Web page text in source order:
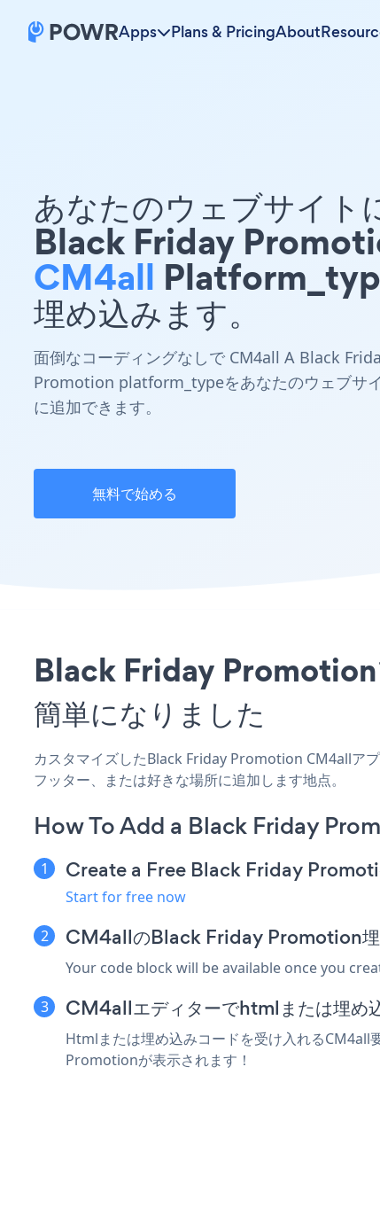
Apps Plans & PricingAbout
あなたのウェブサイト
Black Friday
CM4all
埋め込みます。
面倒なコーディングなしで CM4all A Black
Promotion platform_typeをあなたのウェブサ
に追加できます。
無料で始める
Black Friday Promotion
簡単になりました
カスタマイズしたBlack Friday Promotion CM4allア
フッター、または好きな場所に追加します地点。
How To Add a Black Friday
Create a Free Black Friday
Start for free now
CM4allのBlack Friday Promotion埋
Your code block will be available once you
CM4allエディターでhtmlまたは埋め
Htmlまたは埋め込みコードを受け入れる
Promotionが表示されます！